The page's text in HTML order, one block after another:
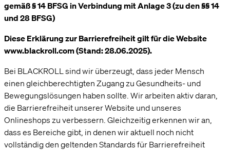
gemäß § 14 BFSG in Verbindung mit Anlage 3 (zu den §§ 14
und 28 BFSG)
Diese Erklärung zur Barrierefreiheit gilt für die Website
www.blackroll.com (Stand: 28.06.2025).
Bei BLACKROLL sind wir überzeugt, dass jeder Mensch
einen gleichberechtigten Zugang zu Gesundheits- und
Bewegungslösungen haben sollte. Wir arbeiten aktiv daran,
die Barrierefreiheit unserer Website und unseres
Onlineshops zu verbessern. Gleichzeitig erkennen wir an,
dass es Bereiche gibt, in denen wir aktuell noch nicht
vollständig den geltenden Standards für Barrierefreiheit